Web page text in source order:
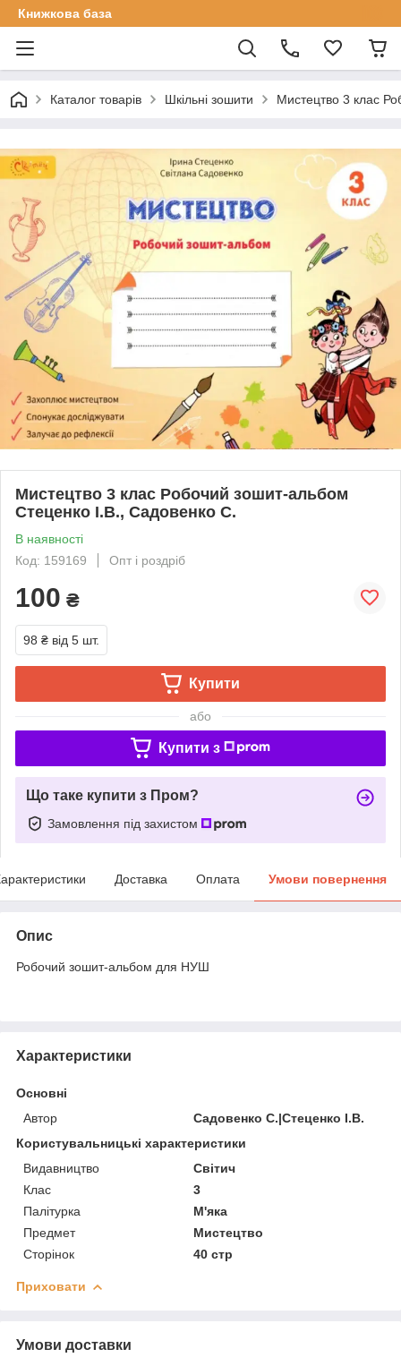
Книжкова база
Каталог товарів Шкільні зошити Мистецтво 3 клас
Мистецтво 3 клас Робочий зошит-альбом
Стеценко І.В., Садовенко С.
В наявності
Код: 159169
Опт і роздріб
100 ₴
98 ₴ від 5 шт.
Купити
або
Купити з
Що таке купити з Пром?
Замовлення під захистом
Доставка Оплата Умови повернення
Опис
Робочий зошит-альбом для НУШ
Характеристики
Основні
Автор
Садовенко С.|Стеценко І.В.
Користувальницькі характеристики
Видавництво
Світич
Клас
3
Палітурка
М'яка
Предмет
Мистецтво
Сторінок
40 стр
Приховати
Умови доставки